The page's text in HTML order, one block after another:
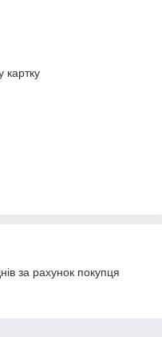
картку
за рахунок покупця